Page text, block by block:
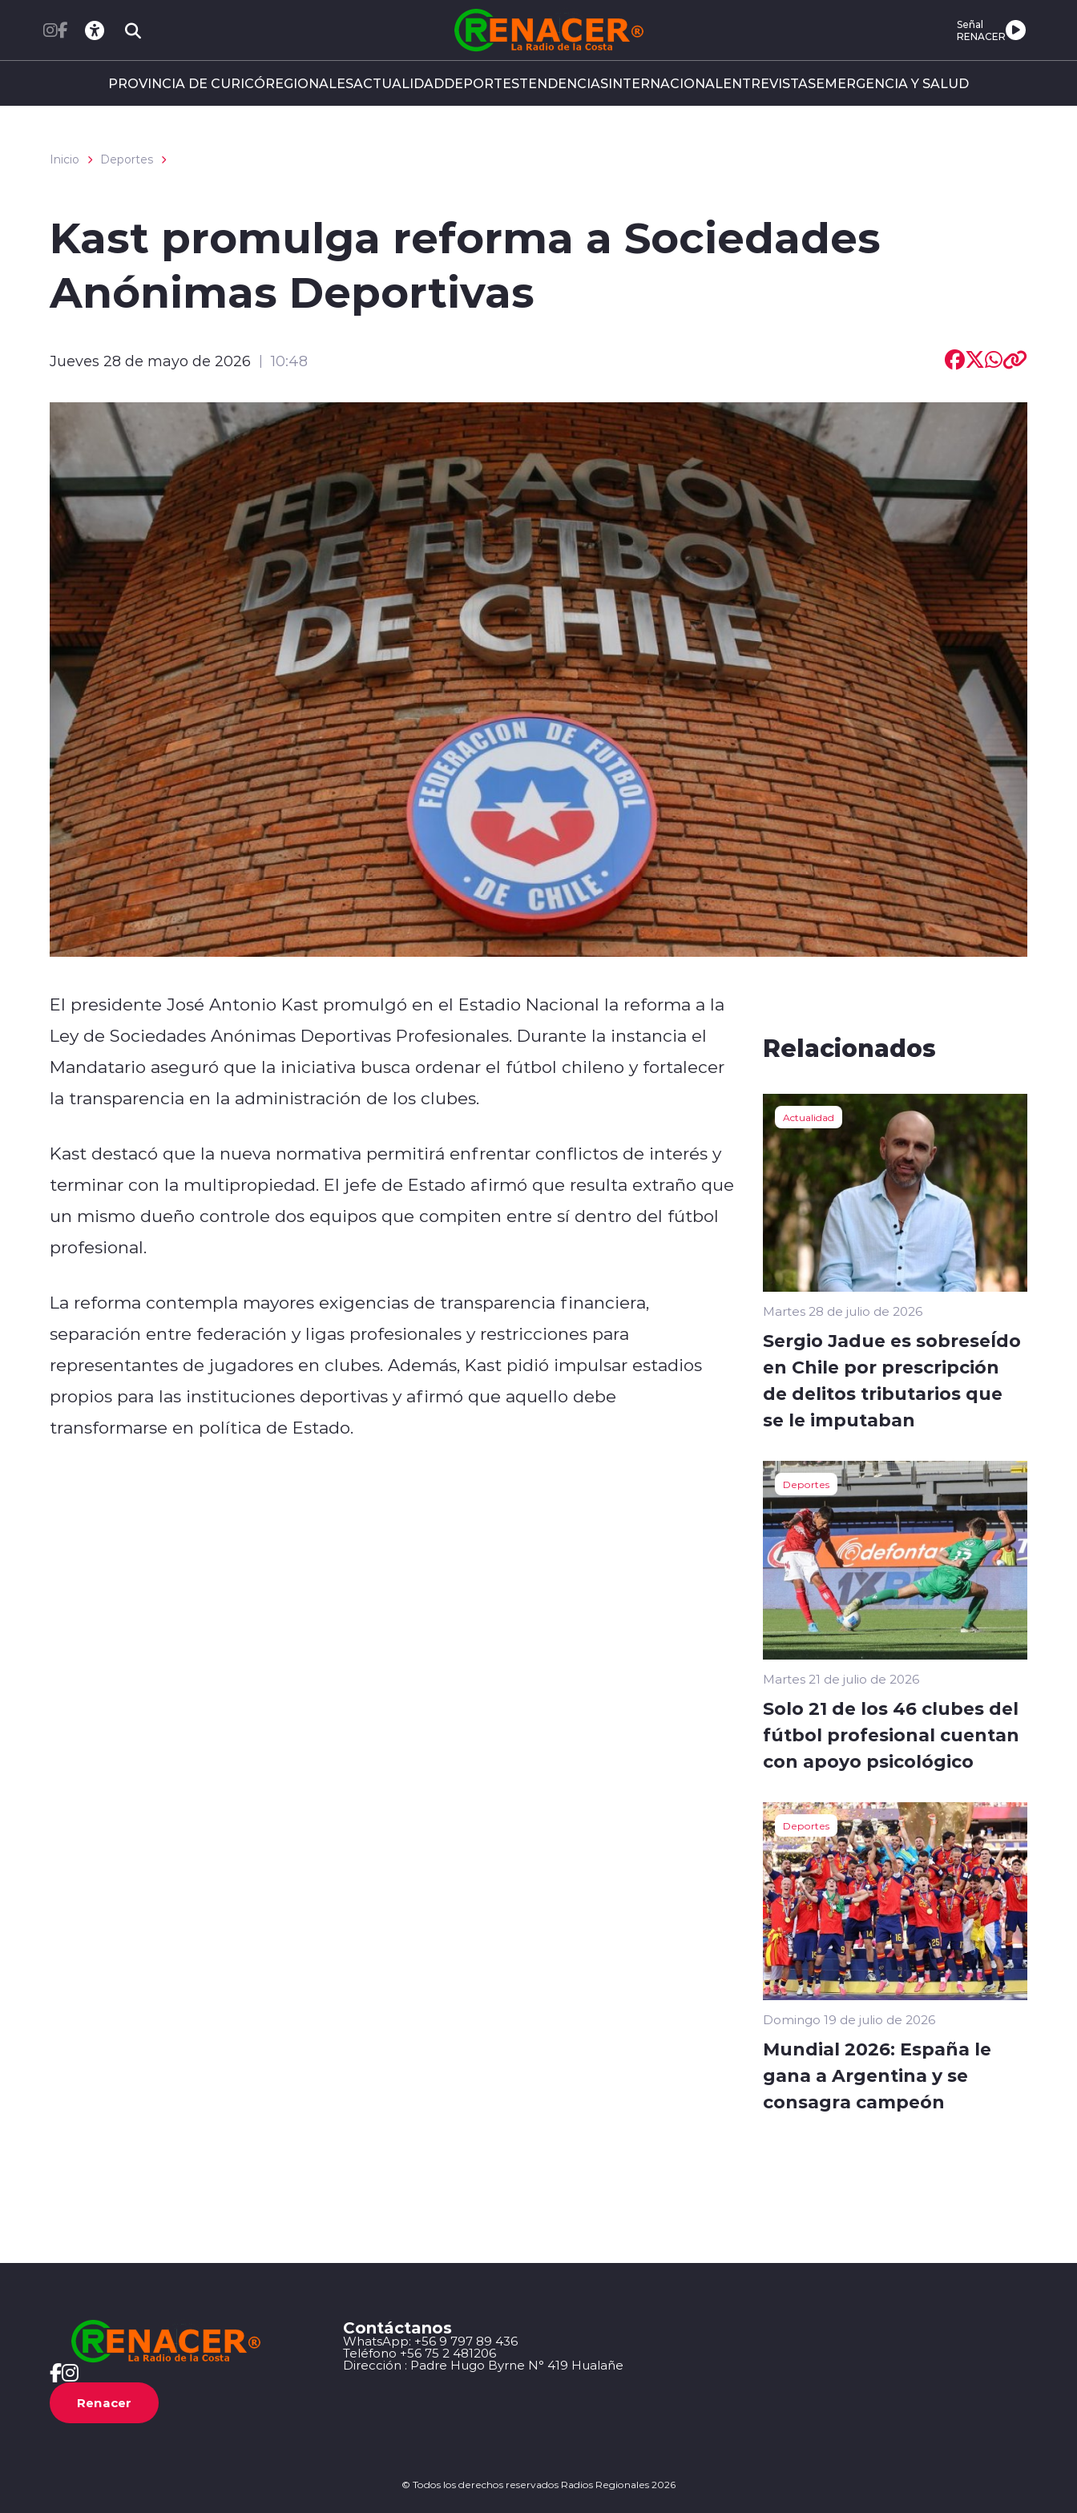
Señal
RENACER
PROVINCIA DE CURICÓREGIONALESACTUALIDADDEPORTESTENDENCIASINTERNACIONALENTREVISTASEMERGENCIA Y SALUD
Inicio Deportes
Kast promulga reforma a Sociedades
Anónimas Deportivas
Jueves 28 de mayo de 2026 10:48
El presidente José Antonio Kast promulgó en el Estadio Nacional la reforma a la
Ley de Sociedades Anónimas Deportivas Profesionales. Durante la instancia el
Mandatario aseguró que la iniciativa busca ordenar el fútbol chileno y fortalecer
la transparencia en la administración de los clubes.
Kast destacó que la nueva normativa permitirá enfrentar conflictos de interés y
terminar con la multipropiedad. El jefe de Estado afirmó que resulta extraño que
un mismo dueño controle dos equipos que compiten entre sí dentro del fútbol
profesional.
La reforma contempla mayores exigencias de transparencia financiera,
separación entre federación y ligas profesionales y restricciones para
representantes de jugadores en clubes. Además, Kast pidió impulsar estadios
propios para las instituciones deportivas y afirmó que aquello debe
transformarse en política de Estado.
Relacionados
Actualidad
Martes 28 de julio de 2026
Sergio Jadue es sobreseÍdo
en Chile por prescripción
de delitos tributarios que
se le imputaban
Deportes
Martes 21 de julio de 2026
Solo 21 de los 46 clubes del
fútbol profesional cuentan
con apoyo psicológico
Deportes
Domingo 19 de julio de 2026
Mundial 2026: España le
gana a Argentina y se
consagra campeón
Renacer
Contáctanos
WhatsApp: +56 9 797 89 436
Teléfono +56 75 2 481206
Dirección : Padre Hugo Byrne N° 419 Hualañe
© Todos los derechos reservados Radios Regionales 2026